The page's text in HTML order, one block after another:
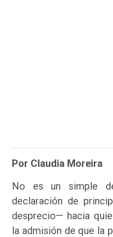
Por Claudia Moreira
No es un simple
declaración de
desprecio— hacia
la admisión de que la